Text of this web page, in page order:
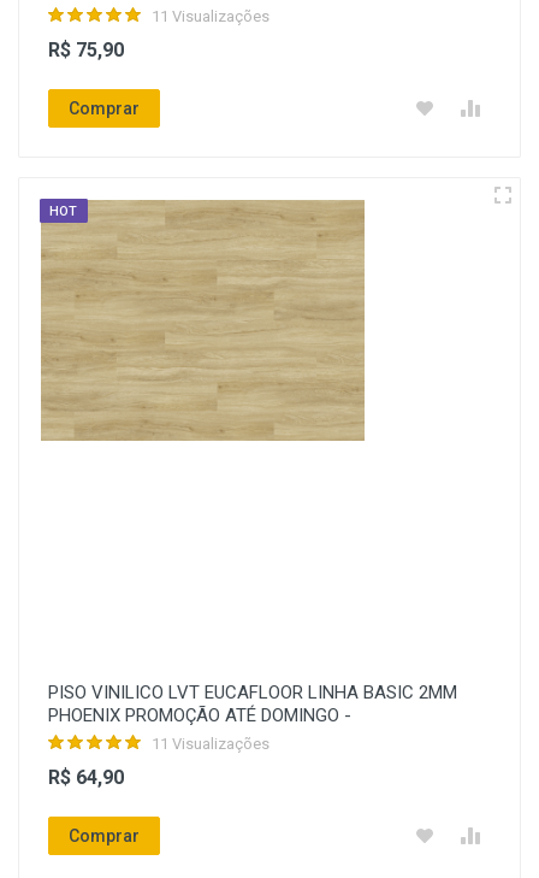
11 Visualizações
R$ 75,90
Comprar
HOT
PISO VINILICO LVT EUCAFLOOR LINHA BASIC 2MM
PHOENIX PROMOÇÃO ATÉ DOMINGO -
11 Visualizações
R$ 64,90
Comprar